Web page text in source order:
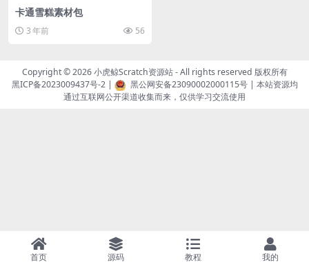
卡通雪糕素材包
3 年前 56
Copyright © 2026小虎鲸Scratch资源站- All rights reserved 版权所有
黑ICP备2023009437号-2| 黑公网安备23090002000115号| 本站资源均
通过互联网公开渠道收集而来，仅供学习交流使用
首页 源码 教程 我的